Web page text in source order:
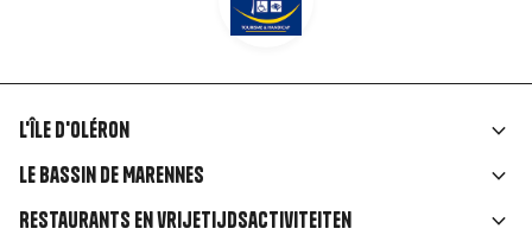
Liens
rubriques
L'île d'Oléron
Le Bassin de Marennes
Restaurants en vrijetijdsactiviteiten